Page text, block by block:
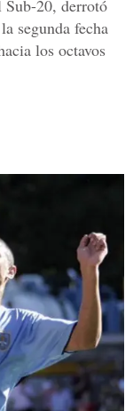
20, derrotó
segunda fecha
los octavos